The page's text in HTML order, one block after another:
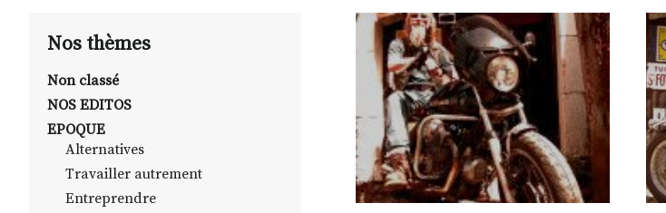
Nos thèmes
Non classé
NOS EDITOS
EPOQUE
Alternatives
Travailler autrement
Entreprendre